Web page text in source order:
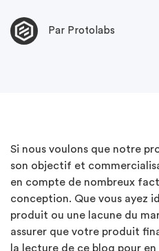
Par Protolabs
Si nous voulons que notre
son objectif et
en compte de nombreux
conception. Que vous ayez
produit ou une lacune du
assurer que votre produit
la lecture de ce blog pour